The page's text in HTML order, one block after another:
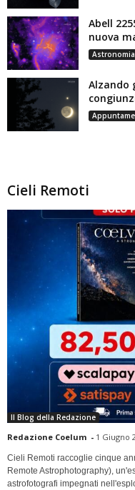
Abell
nuova
Alzando
Cieli Remoti
Il Blog della Redazione
Redazione Coelum - 1 Giugno
Cieli Remoti raccoglie cinque
Remote Astrophotography),
astrofotografi impegnati